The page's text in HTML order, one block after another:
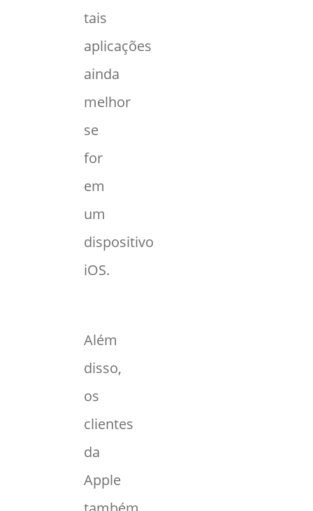
tais
aplicações
ainda
melhor
se
for
em
um
dispositivo
iOS.
Além
disso,
os
clientes
da
Apple